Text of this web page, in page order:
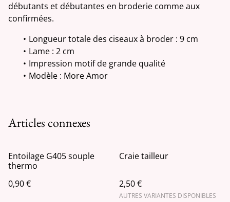
débutants et débutantes en broderie comme aux
confirmées.
Longueur totale des ciseaux à broder : 9 cm
Lame : 2 cm
Impression motif de grande qualité
Modèle : More Amor
Articles connexes
Entoilage G405 souple
thermo
0,90 €
Craie tailleur
2,50 €
AUTRES VARIANTES DISPONIBLES